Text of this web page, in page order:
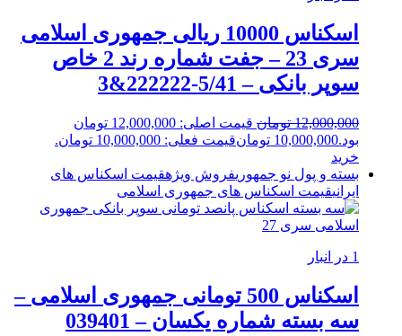
اسکناس 10000 ریالی جمهوری اسلامی
سری 23 – جفت شماره رند 2 خاص
سوپر بانکی – 5/41-222222&3
12,000,000 تومان
قیمت اصلی: 12,000,000 تومان
بود.10,000,000 تومانقیمت فعلی: 10,000,000 تومان.
خرید
بسته و پول نو جمهوریفروش ویژهقیمت اسکناس های
ایرانیقیمت اسکناس های جمهوری اسلامی
1 در انبار
اسکناس 500 تومانی جمهوری اسلامی –
سه بسته شماره یکسان – 039401